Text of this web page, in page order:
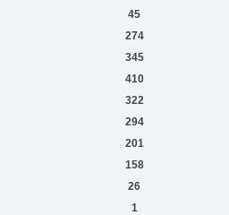
45
274
345
410
322
294
201
158
26
1